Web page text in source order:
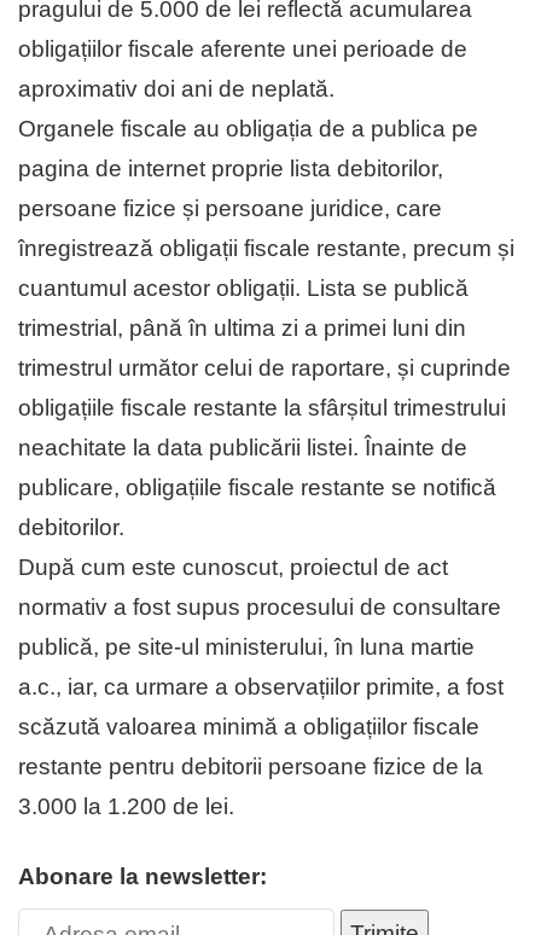
pragului de 5.000 de lei reflectă acumularea
obligațiilor fiscale aferente unei perioade de
aproximativ doi ani de neplată.
Organele fiscale au obligația de a publica pe
pagina de internet proprie lista debitorilor,
persoane fizice și persoane juridice, care
înregistrează obligații fiscale restante, precum și
cuantumul acestor obligații. Lista se publică
trimestrial, până în ultima zi a primei luni din
trimestrul următor celui de raportare, și cuprinde
obligațiile fiscale restante la sfârșitul trimestrului
neachitate la data publicării listei. Înainte de
publicare, obligațiile fiscale restante se notifică
debitorilor.
După cum este cunoscut, proiectul de act
normativ a fost supus procesului de consultare
publică, pe site-ul ministerului, în luna martie
a.c., iar, ca urmare a observațiilor primite, a fost
scăzută valoarea minimă a obligațiilor fiscale
restante pentru debitorii persoane fizice de la
3.000 la 1.200 de lei.
Abonare la newsletter: